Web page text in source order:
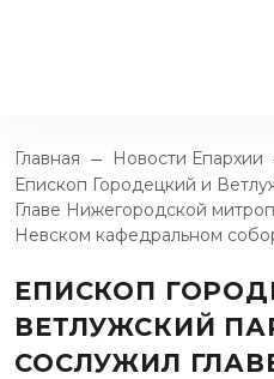
Главная
Новости Епархии
Епископ Городецкий и
Главе Нижегородской
Невском кафедральном
ЕПИСКОП
ВЕТЛУЖСКИЙ
СОСЛУЖИЛ